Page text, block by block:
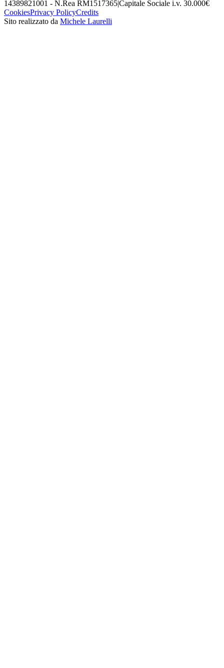
14389821001 - N.Rea RM1517365|Capitale Sociale i.v. 30.000€
CookiesPrivacy PolicyCredits
Sito realizzato da Michele Laurelli